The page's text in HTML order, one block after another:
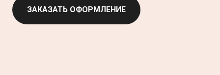
ЗАКАЗАТЬ ОФОРМЛЕНИЕ